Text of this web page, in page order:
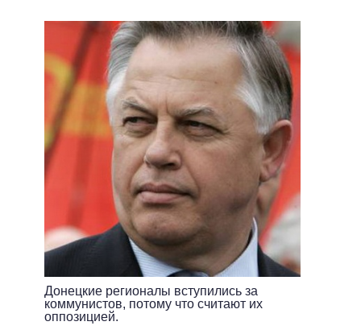
Донецкие регионалы вступились за
коммунистов, потому что считают их
оппозицией.